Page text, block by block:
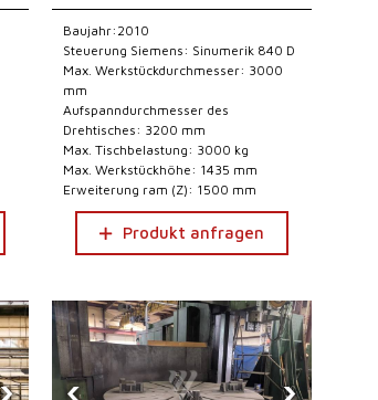
Baujahr:2010
Steuerung Siemens: Sinumerik 840 D
Max. Werkstückdurchmesser: 3000
mm
Aufspanndurchmesser des
Drehtisches: 3200 mm
Max. Tischbelastung: 3000 kg
Max. Werkstückhöhe: 1435 mm
Erweiterung ram (Z): 1500 mm
Produkt anfragen
› ‹ ›